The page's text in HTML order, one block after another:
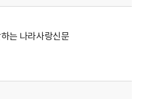
는 나라사랑신문